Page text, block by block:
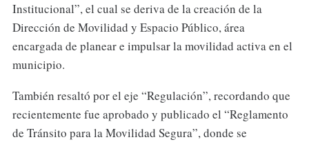
Institucional”, el cual se deriva de la creación de la
Dirección de Movilidad y Espacio Público, área
encargada de planear e impulsar la movilidad activa en el
municipio.
También resaltó por el eje “Regulación”, recordando que
recientemente fue aprobado y publicado el “Reglamento
de Tránsito para la Movilidad Segura”, donde se